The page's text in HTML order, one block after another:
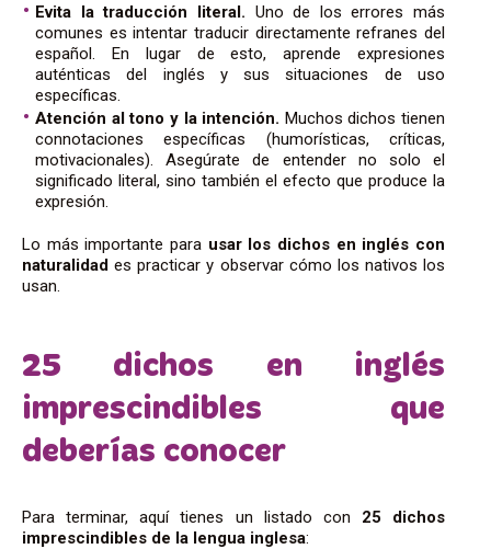
Evita la traducción literal. Uno de los errores más
comunes es intentar traducir directamente refranes del
español. En lugar de esto, aprende expresiones
auténticas del inglés y sus situaciones de uso
específicas.
Atención al tono y la intención. Muchos dichos tienen
connotaciones específicas (humorísticas, críticas,
motivacionales). Asegúrate de entender no solo el
significado literal, sino también el efecto que produce la
expresión.
Lo más importante para usar los dichos en inglés con
naturalidades practicar y observar cómo los nativos los
usan.
25 dichos en inglés
imprescindibles que
deberías conocer
Para terminar, aquí tienes un listado con 25 dichos
imprescindibles de la lengua inglesa: